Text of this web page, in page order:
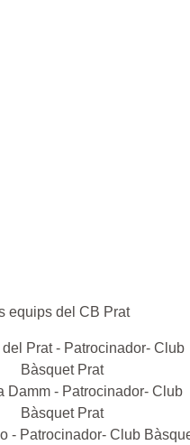
equips del CB Prat